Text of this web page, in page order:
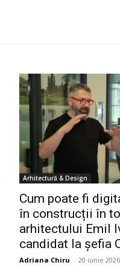
Arhitectură & Design
Cum poate fi
în construcții în
arhitectului Emil
candidat la șefia
Adriana Chiru - 20 iunie 2026